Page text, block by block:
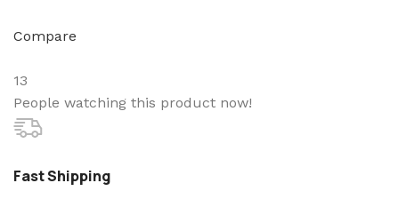
Compare
13
People watching this product now!
Fast Shipping